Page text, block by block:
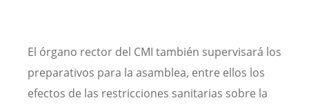
El órgano rector del CMI también supervisará los
preparativos para la asamblea, entre ellos los
efectos de las restricciones sanitarias sobre la